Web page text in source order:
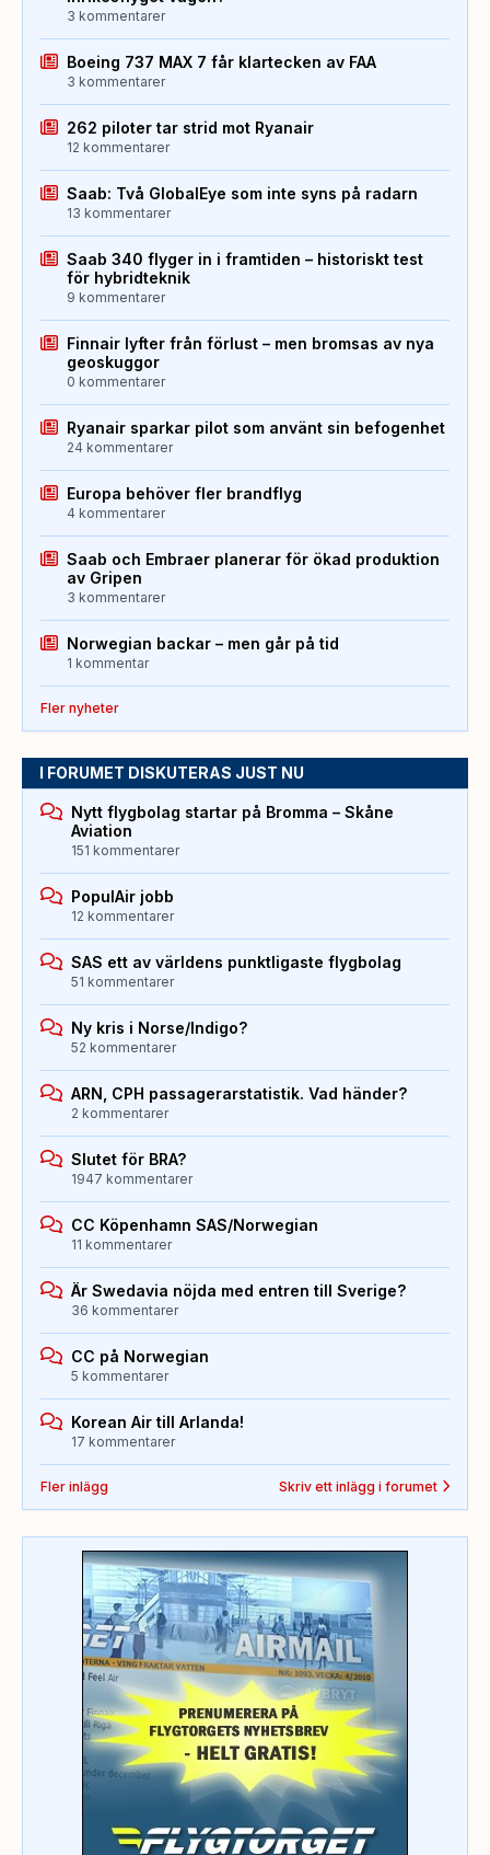
3 kommentarer
Boeing 737 MAX 7 får klartecken av FAA
3 kommentarer
262 piloter tar strid mot Ryanair
12 kommentarer
Saab: Två GlobalEye som inte syns på radarn
13 kommentarer
Saab 340 flyger in i framtiden – historiskt test
för hybridteknik
9 kommentarer
Finnair lyfter från förlust – men bromsas av nya
geoskuggor
0 kommentarer
Ryanair sparkar pilot som använt sin befogenhet
24 kommentarer
Europa behöver fler brandflyg
4 kommentarer
Saab och Embraer planerar för ökad produktion
av Gripen
3 kommentarer
Norwegian backar – men går på tid
1 kommentar
Fler nyheter
I FORUMET DISKUTERAS JUST NU
Nytt flygbolag startar på Bromma – Skåne
Aviation
151 kommentarer
PopulAir jobb
12 kommentarer
SAS ett av världens punktligaste flygbolag
51 kommentarer
Ny kris i Norse/Indigo?
52 kommentarer
ARN, CPH passagerarstatistik. Vad händer?
2 kommentarer
Slutet för BRA?
1947 kommentarer
CC Köpenhamn SAS/Norwegian
11 kommentarer
Är Swedavia nöjda med entren till Sverige?
36 kommentarer
CC på Norwegian
5 kommentarer
Korean Air till Arlanda!
17 kommentarer
Fler inlägg Skriv ett inlägg i forumet